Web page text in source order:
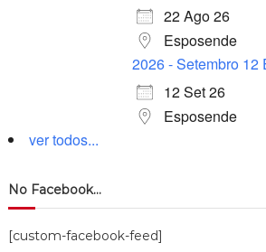
22 Ago 26
Esposende
2026 - Setembro 12
12 Set 26
Esposende
ver todos...
No Facebook…
[custom-facebook-feed]